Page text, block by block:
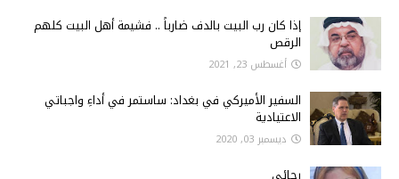
إذا كان رب البيت بالدف ضارباً .. فشيمة أهل البيت كلهم
الرقص
أغسطس 23, 2021
السفير الأميركي في بغداد: ساستمر في أداءِ واجباتي
الاعتيادية
ديسمبر 03, 2020